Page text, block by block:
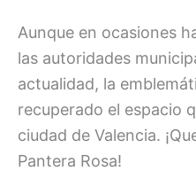
Aunque en ocasiones
las autoridades
actualidad, la
recuperado el espacio
ciudad de Valencia.
Pantera Rosa!